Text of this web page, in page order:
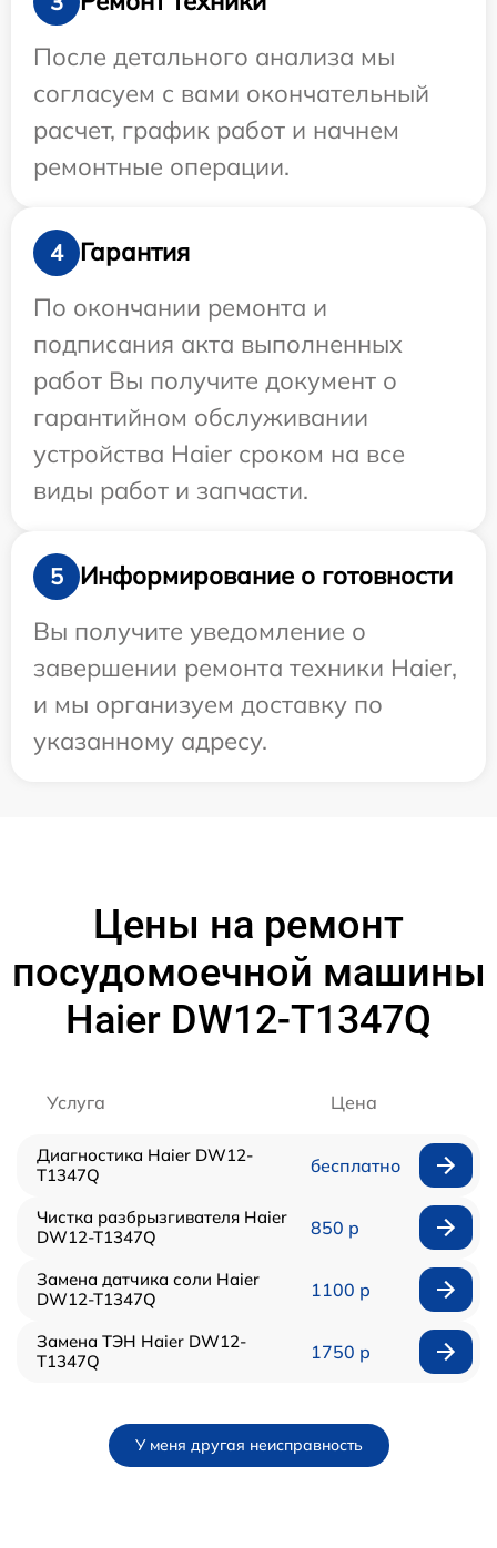
После детального анализа мы
согласуем с вами окончательный
расчет, график работ и начнем
ремонтные операции.
4
Гарантия
По окончании ремонта и
подписания акта выполненных
работ Вы получите документ о
гарантийном обслуживании
устройства Haier сроком на все
виды работ и запчасти.
5
Информирование о готовности
Вы получите уведомление о
завершении ремонта техники Haier,
и мы организуем доставку по
указанному адресу.
Цены на ремонт
посудомоечной машины
Haier DW12-T1347Q
Услуга Цена
Диагностика Haier DW12-
T1347Q
бесплатно
Чистка разбрызгивателя Haier
DW12-T1347Q
850 р
Замена датчика соли Haier
DW12-T1347Q
1100 р
Замена ТЭН Haier DW12-
T1347Q
1750 р
У меня другая неисправность